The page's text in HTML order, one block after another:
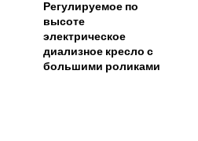
Регулируемое по
высоте
электрическое
диализное кресло с
большими роликами